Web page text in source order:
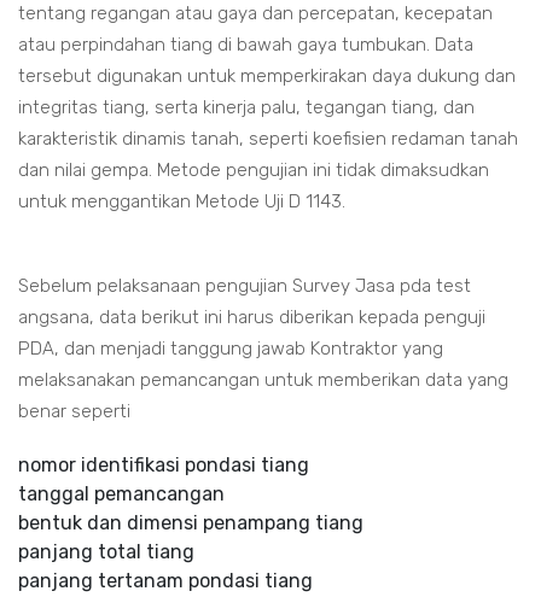
tentang regangan atau gaya dan percepatan, kecepatan
atau perpindahan tiang di bawah gaya tumbukan. Data
tersebut digunakan untuk memperkirakan daya dukung dan
integritas tiang, serta kinerja palu, tegangan tiang, dan
karakteristik dinamis tanah, seperti koefisien redaman tanah
dan nilai gempa. Metode pengujian ini tidak dimaksudkan
untuk menggantikan Metode Uji D 1143.
Sebelum pelaksanaan pengujian Survey Jasa pda test
angsana, data berikut ini harus diberikan kepada penguji
PDA, dan menjadi tanggung jawab Kontraktor yang
melaksanakan pemancangan untuk memberikan data yang
benar seperti
nomor identifikasi pondasi tiang
tanggal pemancangan
bentuk dan dimensi penampang tiang
panjang total tiang
panjang tertanam pondasi tiang